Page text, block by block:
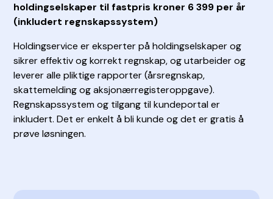
holdingselskaper til fastpris kroner 6 399 per år
(inkludert regnskapssystem)
Holdingservice er eksperter på holdingselskaper og
sikrer effektiv og korrekt regnskap, og utarbeider og
leverer alle pliktige rapporter (årsregnskap,
skattemelding og aksjonærregisteroppgave).
Regnskapssystem og tilgang til kundeportal er
inkludert. Det er enkelt å bli kunde og det er gratis å
prøve løsningen.